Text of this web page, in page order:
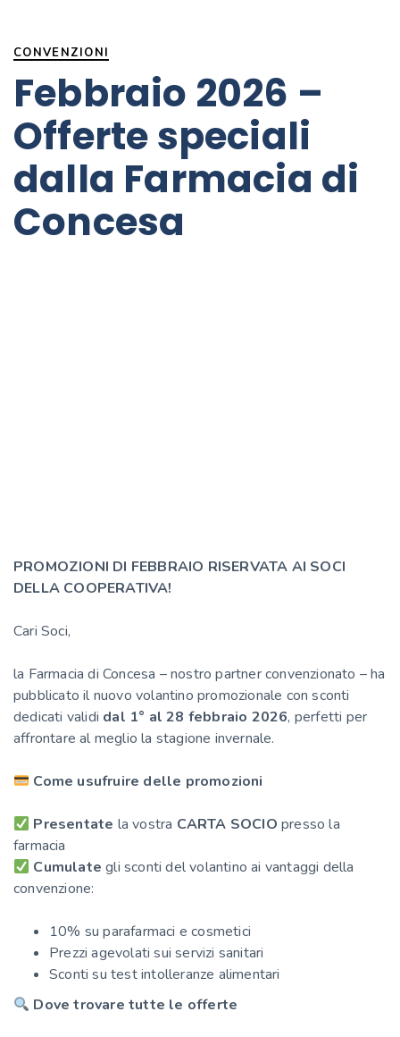
CONVENZIONI
Febbraio 2026 –
Offerte speciali
dalla Farmacia di
Concesa
PROMOZIONI DI FEBBRAIO RISERVATA AI SOCI
DELLA COOPERATIVA!
Cari Soci,
la Farmacia di Concesa – nostro partner convenzionato – ha
pubblicato il nuovo volantino promozionale con sconti
dedicati validi dal 1° al 28 febbraio 2026, perfetti per
affrontare al meglio la stagione invernale.
Come usufruire delle promozioni
Presentate la vostra CARTA SOCIO presso la
farmacia
Cumulate gli sconti del volantino ai vantaggi della
convenzione:
10% su parafarmaci e cosmetici
Prezzi agevolati sui servizi sanitari
Sconti su test intolleranze alimentari
Dove trovare tutte le offerte